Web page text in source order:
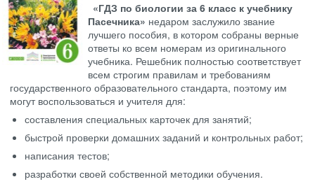
«ГДЗ по биологии за 6 класс к учебнику
Пасечника» недаром заслужило звание
лучшего пособия, в котором собраны верные
ответы ко всем номерам из оригинального
учебника. Решебник полностью соответствует
всем строгим правилам и требованиям
государственного образовательного стандарта, поэтому им
могут воспользоваться и учителя для:
составления специальных карточек для занятий;
быстрой проверки домашних заданий и контрольных работ;
написания тестов;
разработки своей собственной методики обучения.